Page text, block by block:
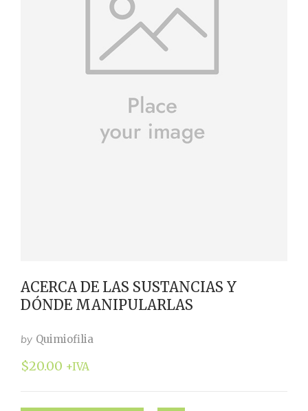
ACERCA DE LAS SUSTANCIAS Y
DÓNDE MANIPULARLAS
by Quimiofilia
$20.00 +IVA